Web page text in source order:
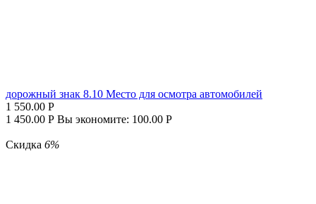
дорожный знак 8.10 Место для осмотра автомобилей
1 550.00 Р
1 450.00 Р Вы экономите: 100.00 Р
Скидка 6%